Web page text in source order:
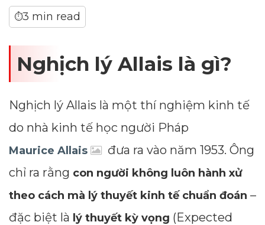
⏱3 min read
Nghịch lý Allais là gì?
Nghịch lý Allais là một thí nghiệm kinh tế
do nhà kinh tế học người Pháp
Maurice Allais
đưa ra vào năm 1953. Ông
chỉ ra rằng con người không luôn hành xử
theo cách mà lý thuyết kinh tế chuẩn đoán –
đặc biệt là lý thuyết kỳ vọng (Expected